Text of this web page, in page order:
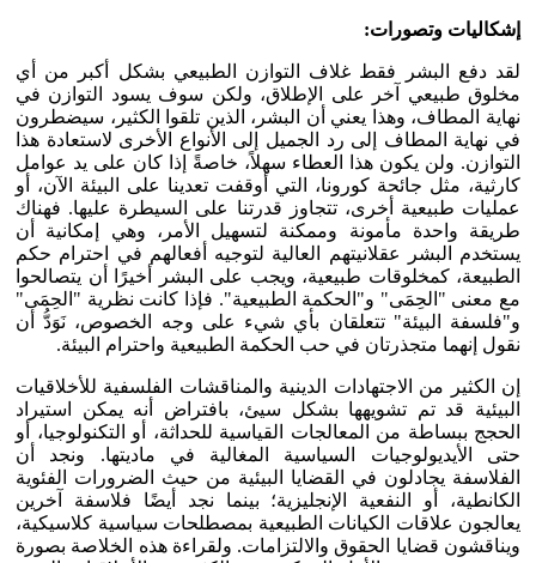
إشكاليات وتصورات:
لقد دفع البشر فقط غلاف التوازن الطبيعي بشكل أكبر من أي
مخلوق طبيعي آخر على الإطلاق، ولكن سوف يسود التوازن في
نهاية المطاف، وهذا يعني أن البشر، الذين تلقوا الكثير، سيضطرون
في نهاية المطاف إلى رد الجميل إلى الأنواع الأخرى لاستعادة هذا
التوازن. ولن يكون هذا العطاء سهلاً، خاصةً إذا كان على يد عوامل
كارثية، مثل جائحة كورونا، التي أوقفت تعدينا على البيئة الآن، أو
عمليات طبيعية أخرى، تتجاوز قدرتنا على السيطرة عليها. فهناك
طريقة واحدة مأمونة وممكنة لتسهيل الأمر، وهي إمكانية أن
يستخدم البشر عقلانيتهم ​​العالية لتوجيه أفعالهم في احترام حكم
الطبيعة، كمخلوقات طبيعية، ويجب على البشر أخيرًا أن يتصالحوا
مع معنى "الحِمَى" و"الحكمة الطبيعية". فإذا كانت نظرية "الحِمَى"
و"فلسفة البيئة" تتعلقان بأي شيء على وجه الخصوص، نَوَدُّ أن
نقول إنهما متجذرتان في حب الحكمة الطبيعية واحترام البيئة.
إن الكثير من الاجتهادات الدينية والمناقشات الفلسفية للأخلاقيات
البيئية قد تم تشويهها بشكل سيئ، بافتراض أنه يمكن استيراد
الحجج ببساطة من المعالجات القياسية للحداثة، أو التكنولوجيا، أو
حتى الأيديولوجيات السياسية المغالية في ماديتها. ونجد أن
الفلاسفة يجادلون في القضايا البيئية من حيث الضرورات الفئوية
الكانطية، أو النفعية الإنجليزية؛ بينما نجد أيضًا فلاسفة آخرين
يعالجون علاقات الكيانات الطبيعية بمصطلحات سياسية كلاسيكية،
ويناقشون قضايا الحقوق والالتزامات. ولقراءة هذه الخلاصة بصورة